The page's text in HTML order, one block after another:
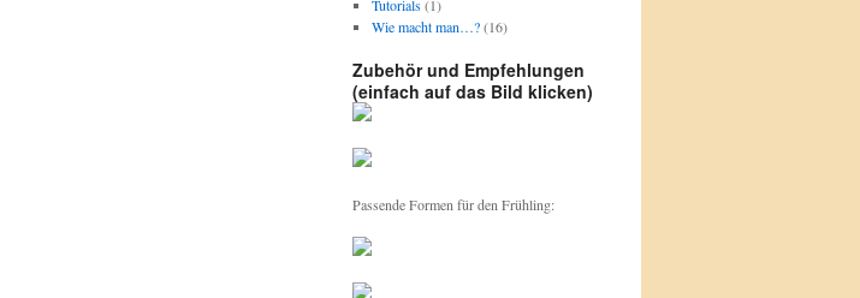
Tutorials(1)
Wie macht man…?(16)
Zubehör und Empfehlungen
(einfach auf das Bild klicken)
Passende Formen für den Frühling: